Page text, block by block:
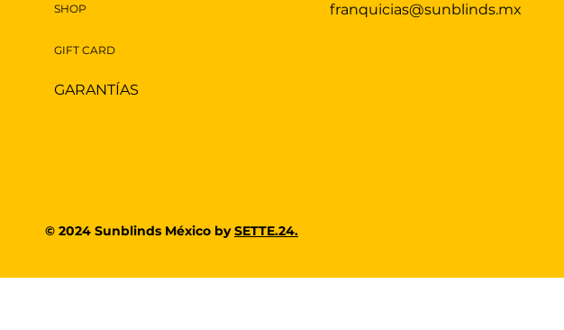
SHOP
GIFT CARD
GARANTÍAS
franquicias@sunblinds.mx
© 2024 Sunblinds México bySETTE.24.